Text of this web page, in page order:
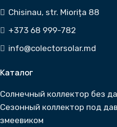
Chisinau, str. Miorița 88
+373 68 999-782
info@colectorsolar.md
Каталог
Солнечный коллектор без
Cезонный коллектор под
змеевиком